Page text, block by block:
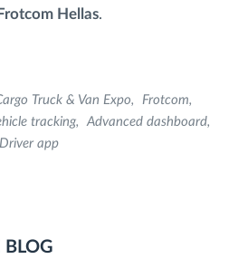
Hellas.
Truck & Van Expo
Frotcom
tracking
Advanced dashboard
Driver app
BLOG